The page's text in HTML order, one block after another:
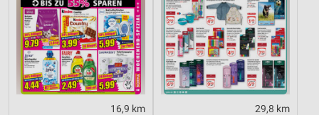
16,9 km 29,8 km